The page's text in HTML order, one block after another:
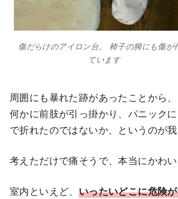
傷だらけのアイロン台。 椅子の脚にも傷が
ています
周囲にも暴れた跡があったことから
何かに前肢が引っ掛かり、パニック
で折れたのではないか、というのが我
考えただけで痛そうで、本当にかわい
室内といえど、 いったいどこに危険